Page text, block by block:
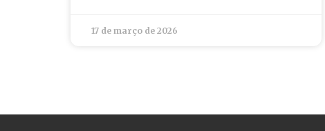
17 de março de 2026